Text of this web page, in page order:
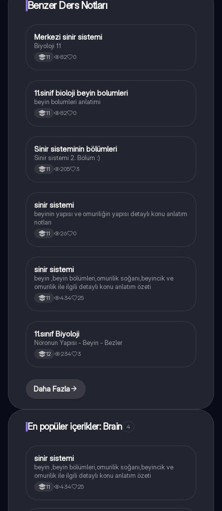
Benzer Ders Notları
Biyoloji
Merkezi sinir sistemi
Biyoloji 11
11 82 0
Biyoloji
11.sinif bioloji beyin bolumleri
beyin bolumleri anlatimi
11 82 0
Biyoloji
Sinir sisteminin bölümleri
Sinir sistemi 2. Bölüm :)
11 205 3
Biyoloji
sinir sistemi
beyinin yapısı ve omuriliğin yapısı detaylı konu anlatım
notları
11 26 0
Biyoloji
sinir sistemi
beyin ,beyin bölümleri,omurilik soğanı,beyincik ve
omurilik ile ilgili detaylı konu anlatım özeti
11 434 25
Biyoloji
11.sınıf Biyoloji
Nöronun Yapısı - Beyin - Bezler
12 234 3
Daha Fazla
En popüler içerikler: Brain 4
Biyoloji
sinir sistemi
beyin ,beyin bölümleri,omurilik soğanı,beyincik ve
omurilik ile ilgili detaylı konu anlatım özeti
11 434 25